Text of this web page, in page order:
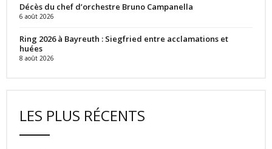
Décès du chef d’orchestre Bruno Campanella
6 août 2026
Ring 2026 à Bayreuth : Siegfried entre acclamations et
huées
8 août 2026
LES PLUS RÉCENTS